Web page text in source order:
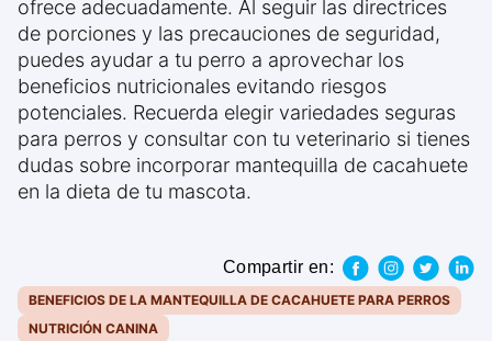
ofrece adecuadamente. Al seguir las directrices
de porciones y las precauciones de seguridad,
puedes ayudar a tu perro a aprovechar los
beneficios nutricionales evitando riesgos
potenciales. Recuerda elegir variedades seguras
para perros y consultar con tu veterinario si tienes
dudas sobre incorporar mantequilla de cacahuete
en la dieta de tu mascota.
Compartir en:
BENEFICIOS DE LA MANTEQUILLA DE CACAHUETE PARA PERROS
NUTRICIÓN CANINA